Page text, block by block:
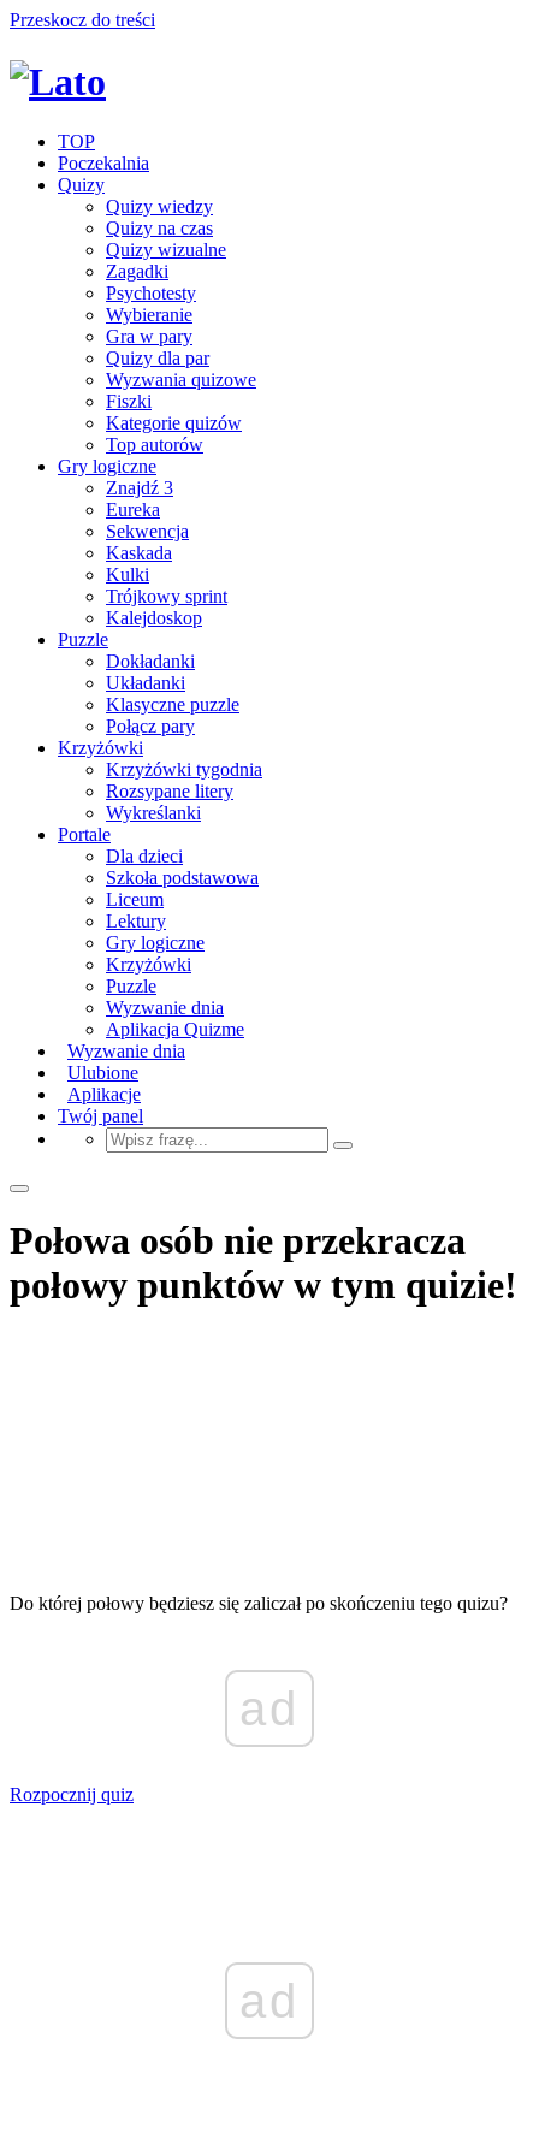
Przeskocz do treści
TOP
Poczekalnia
Quizy
Quizy wiedzy
Quizy na czas
Quizy wizualne
Zagadki
Psychotesty
Wybieranie
Gra w pary
Quizy dla par
Wyzwania quizowe
Fiszki
Kategorie quizów
Top autorów
Gry logiczne
Znajdź 3
Eureka
Sekwencja
Kaskada
Kulki
Trójkowy sprint
Kalejdoskop
Puzzle
Dokładanki
Układanki
Klasyczne puzzle
Połącz pary
Krzyżówki
Krzyżówki tygodnia
Rozsypane litery
Wykreślanki
Portale
Dla dzieci
Szkoła podstawowa
Liceum
Lektury
Gry logiczne
Krzyżówki
Puzzle
Wyzwanie dnia
Aplikacja Quizme
Wyzwanie dnia
Ulubione
Aplikacje
Twój panel
Połowa osób nie przekracza
połowy punktów w tym quizie!
Do której połowy będziesz się zaliczał po skończeniu tego quizu?
ad
Rozpocznij quiz
ad